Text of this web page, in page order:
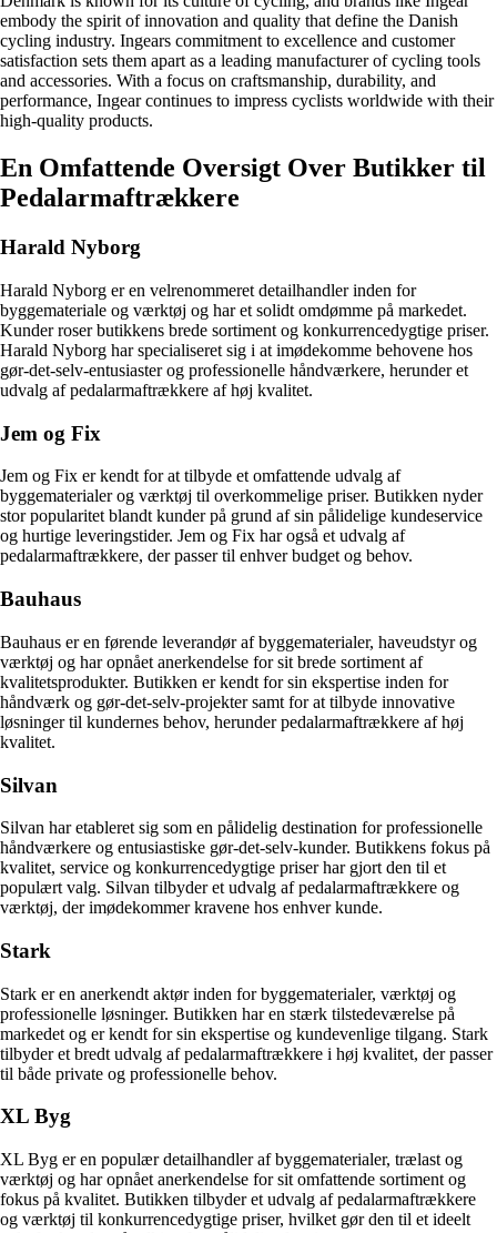
embody the spirit of innovation and quality that define the Danish
cycling industry. Ingears commitment to excellence and customer
satisfaction sets them apart as a leading manufacturer of cycling tools
and accessories. With a focus on craftsmanship, durability, and
performance, Ingear continues to impress cyclists worldwide with their
high-quality products.
En Omfattende Oversigt Over Butikker til
Pedalarmaftrækkere
Harald Nyborg
Harald Nyborg er en velrenommeret detailhandler inden for
byggemateriale og værktøj og har et solidt omdømme på markedet.
Kunder roser butikkens brede sortiment og konkurrencedygtige priser.
Harald Nyborg har specialiseret sig i at imødekomme behovene hos
gør-det-selv-entusiaster og professionelle håndværkere, herunder et
udvalg af pedalarmaftrækkere af høj kvalitet.
Jem og Fix
Jem og Fix er kendt for at tilbyde et omfattende udvalg af
byggematerialer og værktøj til overkommelige priser. Butikken nyder
stor popularitet blandt kunder på grund af sin pålidelige kundeservice
og hurtige leveringstider. Jem og Fix har også et udvalg af
pedalarmaftrækkere, der passer til enhver budget og behov.
Bauhaus
Bauhaus er en førende leverandør af byggematerialer, haveudstyr og
værktøj og har opnået anerkendelse for sit brede sortiment af
kvalitetsprodukter. Butikken er kendt for sin ekspertise inden for
håndværk og gør-det-selv-projekter samt for at tilbyde innovative
løsninger til kundernes behov, herunder pedalarmaftrækkere af høj
kvalitet.
Silvan
Silvan har etableret sig som en pålidelig destination for professionelle
håndværkere og entusiastiske gør-det-selv-kunder. Butikkens fokus på
kvalitet, service og konkurrencedygtige priser har gjort den til et
populært valg. Silvan tilbyder et udvalg af pedalarmaftrækkere og
værktøj, der imødekommer kravene hos enhver kunde.
Stark
Stark er en anerkendt aktør inden for byggematerialer, værktøj og
professionelle løsninger. Butikken har en stærk tilstedeværelse på
markedet og er kendt for sin ekspertise og kundevenlige tilgang. Stark
tilbyder et bredt udvalg af pedalarmaftrækkere i høj kvalitet, der passer
til både private og professionelle behov.
XL Byg
XL Byg er en populær detailhandler af byggematerialer, trælast og
værktøj og har opnået anerkendelse for sit omfattende sortiment og
fokus på kvalitet. Butikken tilbyder et udvalg af pedalarmaftrækkere
og værktøj til konkurrencedygtige priser, hvilket gør den til et ideelt